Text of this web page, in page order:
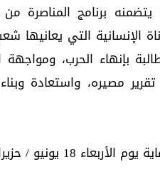
برنامج المناصرة
الإنسانية التي
بإنهاء الحرب،
مصيره، واستعادة وبناء
يونيو / حزيران 2025م.